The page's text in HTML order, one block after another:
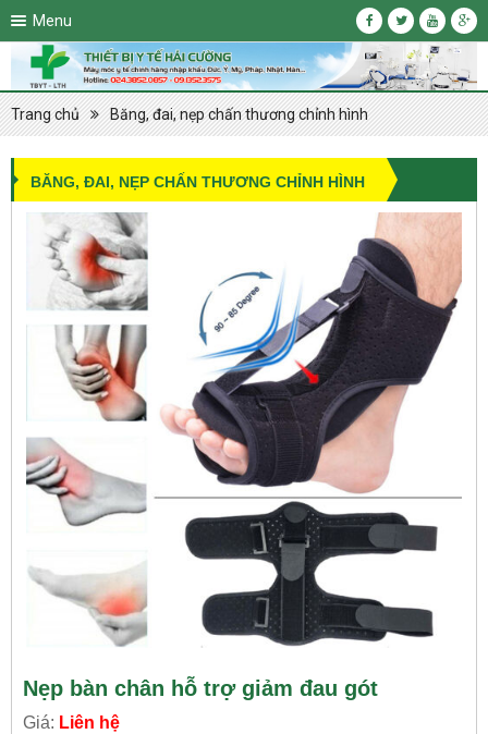
Menu
Trang chủ Băng, đai, nẹp chấn thương chỉnh hình
BĂNG, ĐAI, NẸP CHẤN THƯƠNG CHỈNH HÌNH
Nẹp bàn chân hỗ trợ giảm đau gót
Giá: Liên hệ